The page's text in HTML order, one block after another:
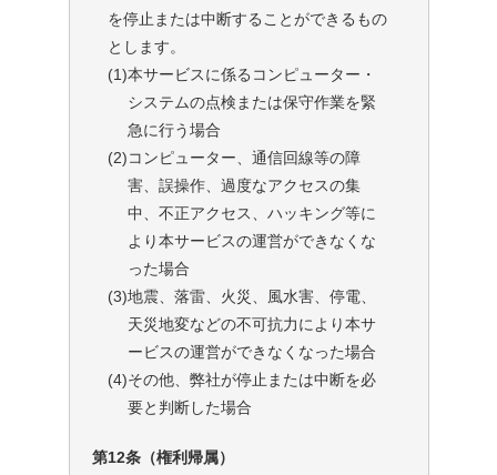
を停止または中断することができるもの
とします。
(1)本サービスに係るコンピューター・
システムの点検または保守作業を緊
急に行う場合
(2)コンピューター、通信回線等の障
害、誤操作、過度なアクセスの集
中、不正アクセス、ハッキング等に
より本サービスの運営ができなくな
った場合
(3)地震、落雷、火災、風水害、停電、
天災地変などの不可抗力により本サ
ービスの運営ができなくなった場合
(4)その他、弊社が停止または中断を必
要と判断した場合
第12条（権利帰属）